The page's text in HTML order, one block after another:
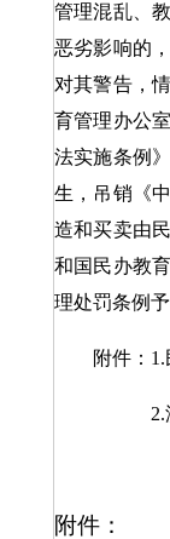
管理混乱、
恶劣影响的
对其警告，
育管理办公
法实施条例
生，吊销《
造和买卖由
和国民办教
理处罚条例予
附件：1.民
附件：